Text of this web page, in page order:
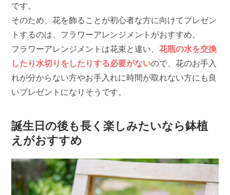
です。
そのため、花を飾ることが初心者な方に向けてプレゼン
トするのは、フラワーアレンジメントがおすすめ。
フラワーアレンジメントは花束と違い、花瓶の水を交換
したり水切りをしたりする必要がないので、花のお手入
れが分からない方やお手入れに時間が取れない方にも良
いプレゼントになりそうです。
誕生日の後も長く楽しみたいなら鉢植
えがおすすめ